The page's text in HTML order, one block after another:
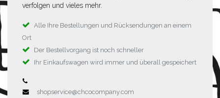
verfolgen und vieles mehr.
Alle Ihre Bestellungen und Rücksendungen an einem
Ort
Der Bestellvorgang ist noch schneller
Ihr Einkaufswagen wird immer und überall gespeichert
shopservice@chcocompany.com